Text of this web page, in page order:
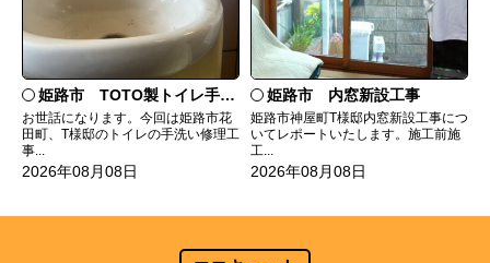
姫路市 TOTO製トイレ手洗いの水漏れ修理
お世話になります。今回は姫路市花
田町、T様邸のトイレの手洗い修理工
事...
2026年08月08日
姫路市 内窓新設工事
姫路市神屋町T様邸内窓新設工事につ
いてレポートいたします。施工前施
工...
2026年08月08日